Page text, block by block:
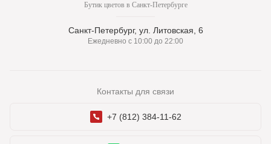
Бутик цветов в Санкт-Петербурге
Санкт-Петербург, ул. Литовская, 6
Ежедневно с 10:00 до 22:00
Контакты для связи
+7 (812) 384-11-62